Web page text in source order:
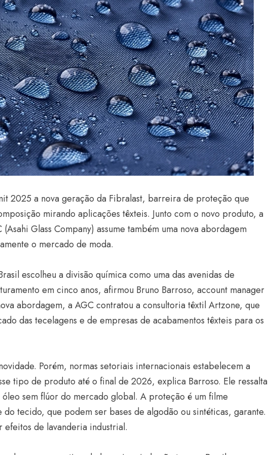
2025 a nova geração da Fibralast, barreira de proteção que
mirando aplicações têxteis. Junto com o novo produto, a
Glass Company) assume também uma nova abordagem
o mercado de moda.
escolheu a divisão química como uma das avenidas de
em cinco anos, afirmou Bruno Barroso, account manager
abordagem, a AGC contratou a consultoria têxtil Artzone, que
das tecelagens e de empresas de acabamentos têxteis para os
Porém, normas setoriais internacionais estabelecem a
tipo de produto até o final de 2026, explica Barroso. Ele ressalta
sem flúor do mercado global. A proteção é um filme
tecido, que podem ser bases de algodão ou sintéticas, garante.
efeitos de lavanderia industrial.
Radiant Earth será a cor do
de 2028 da WGSN
24 de março de 2026